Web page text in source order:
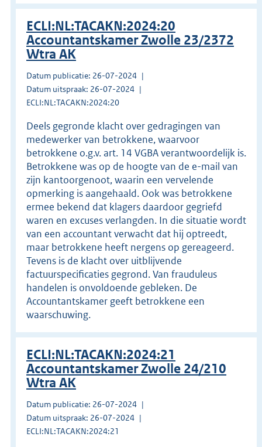
ECLI:NL:TACAKN:2024:20
Accountantskamer Zwolle 23/2372
Wtra AK
Datum publicatie: 26-07-2024
Datum uitspraak: 26-07-2024
ECLI:NL:TACAKN:2024:20
Deels gegronde klacht over gedragingen van
medewerker van betrokkene, waarvoor
betrokkene o.g.v. art. 14 VGBA verantwoordelijk is.
Betrokkene was op de hoogte van de e-mail van
zijn kantoorgenoot, waarin een vervelende
opmerking is aangehaald. Ook was betrokkene
ermee bekend dat klagers daardoor gegriefd
waren en excuses verlangden. In die situatie wordt
van een accountant verwacht dat hij optreedt,
maar betrokkene heeft nergens op gereageerd.
Tevens is de klacht over uitblijvende
factuurspecificaties gegrond. Van frauduleus
handelen is onvoldoende gebleken. De
Accountantskamer geeft betrokkene een
waarschuwing.
ECLI:NL:TACAKN:2024:21
Accountantskamer Zwolle 24/210
Wtra AK
Datum publicatie: 26-07-2024
Datum uitspraak: 26-07-2024
ECLI:NL:TACAKN:2024:21